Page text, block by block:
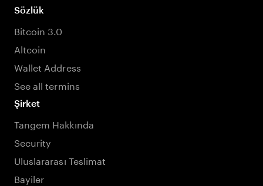
Sözlük
Bitcoin 3.0
Altcoin
Wallet Address
See all termins
Şirket
Tangem Hakkında
Security
Uluslararası Teslimat
Bayiler